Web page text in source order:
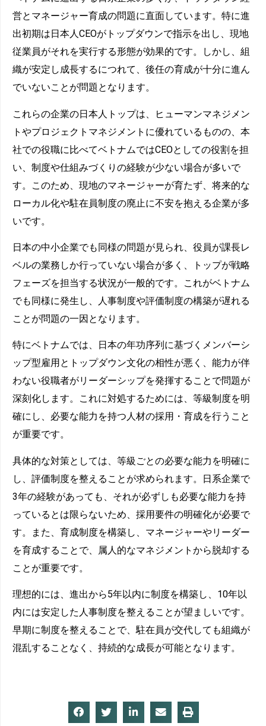
営とマネージャー育成の問題に直面しています。特に進
出初期は日本人CEOがトップダウンで指示を出し、現地
従業員がそれを実行する形態が効果的です。しかし、組
織が安定し成長するにつれて、後任の育成が十分に進ん
でいないことが問題となります。
これらの企業の日本人トップは、ヒューマンマネジメン
トやプロジェクトマネジメントに優れているものの、本
社での役職に比べてベトナムではCEOとしての役割を担
い、制度や仕組みづくりの経験が少ない場合が多いで
す。このため、現地のマネージャーが育たず、将来的な
ローカル化や駐在員制度の廃止に不安を抱える企業が多
いです。
日本の中小企業でも同様の問題が見られ、役員が課長レ
ベルの業務しか行っていない場合が多く、トップが戦略
フェーズを担当する状況が一般的です。これがベトナム
でも同様に発生し、人事制度や評価制度の構築が遅れる
ことが問題の一因となります。
特にベトナムでは、日本の年功序列に基づくメンバーシ
ップ型雇用とトップダウン文化の相性が悪く、能力が伴
わない役職者がリーダーシップを発揮することで問題が
深刻化します。これに対処するためには、等級制度を明
確にし、必要な能力を持つ人材の採用・育成を行うこと
が重要です。
具体的な対策としては、等級ごとの必要な能力を明確に
し、評価制度を整えることが求められます。日系企業で
3年の経験があっても、それが必ずしも必要な能力を持
っているとは限らないため、採用要件の明確化が必要で
す。また、育成制度を構築し、マネージャーやリーダー
を育成することで、属人的なマネジメントから脱却する
ことが重要です。
理想的には、進出から5年以内に制度を構築し、10年以
内には安定した人事制度を整えることが望ましいです。
早期に制度を整えることで、駐在員が交代しても組織が
混乱することなく、持続的な成長が可能となります。